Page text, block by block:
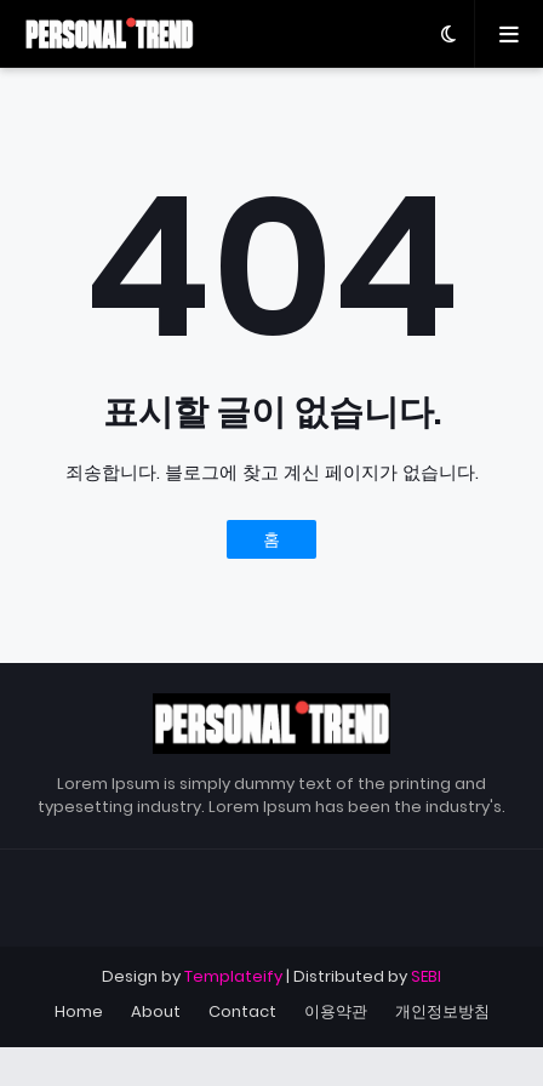
404
표시할 글이 없습니다.
죄송합니다. 블로그에 찾고 계신 페이지가 없습니다.
홈
Lorem Ipsum is simply dummy text of the printing and
typesetting industry. Lorem Ipsum has been the industry's.
Design byTemplateify| Distributed bySEBI
Home
About Contact 이용약관 개인정보방침